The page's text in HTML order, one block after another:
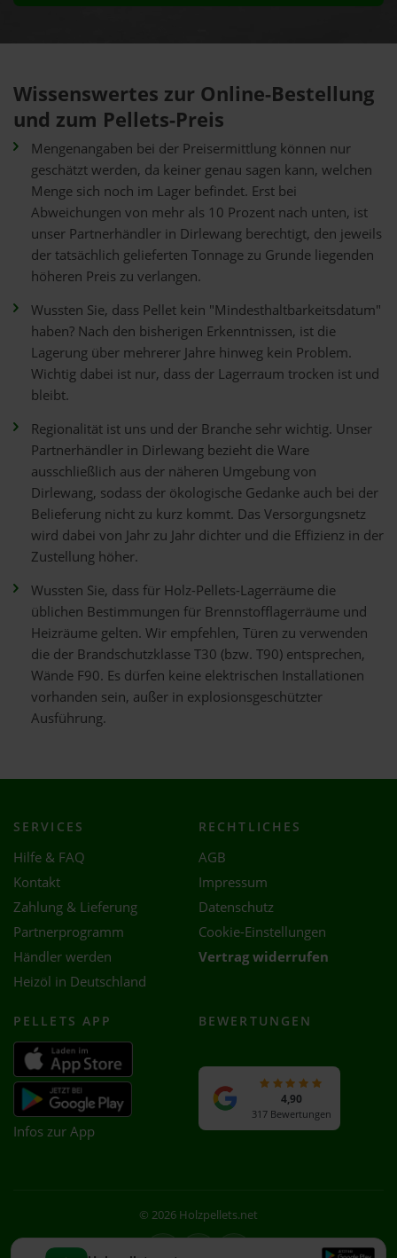
Wissenswertes zur Online-Bestellung
und zum Pellets-Preis
Mengenangaben bei der Preisermittlung können nur
geschätzt werden, da keiner genau sagen kann, welchen
Menge sich noch im Lager befindet. Erst bei
Abweichungen von mehr als 10 Prozent nach unten, ist
unser Partnerhändler in Dirlewang berechtigt, den jeweils
der tatsächlich gelieferten Tonnage zu Grunde liegenden
höheren Preis zu verlangen.
Wussten Sie, dass Pellet kein "Mindesthaltbarkeitsdatum"
haben? Nach den bisherigen Erkenntnissen, ist die
Lagerung über mehrerer Jahre hinweg kein Problem.
Wichtig dabei ist nur, dass der Lagerraum trocken ist und
bleibt.
Regionalität ist uns und der Branche sehr wichtig. Unser
Partnerhändler in Dirlewang bezieht die Ware
ausschließlich aus der näheren Umgebung von
Dirlewang, sodass der ökologische Gedanke auch bei der
Belieferung nicht zu kurz kommt. Das Versorgungsnetz
wird dabei von Jahr zu Jahr dichter und die Effizienz in der
Zustellung höher.
Wussten Sie, dass für Holz-Pellets-Lagerräume die
üblichen Bestimmungen für Brennstofflagerräume und
Heizräume gelten. Wir empfehlen, Türen zu verwenden
die der Brandschutzklasse T30 (bzw. T90) entsprechen,
Wände F90. Es dürfen keine elektrischen Installationen
vorhanden sein, außer in explosionsgeschützter
Ausführung.
SERVICES
Hilfe & FAQ
Kontakt
Zahlung & Lieferung
Partnerprogramm
Händler werden
Heizöl in Deutschland
RECHTLICHES
AGB
Impressum
Datenschutz
Cookie-Einstellungen
Vertrag widerrufen
PELLETS APP
Infos zur App
BEWERTUNGEN
4,90
317 Bewertungen
© 2026 Holzpellets.net